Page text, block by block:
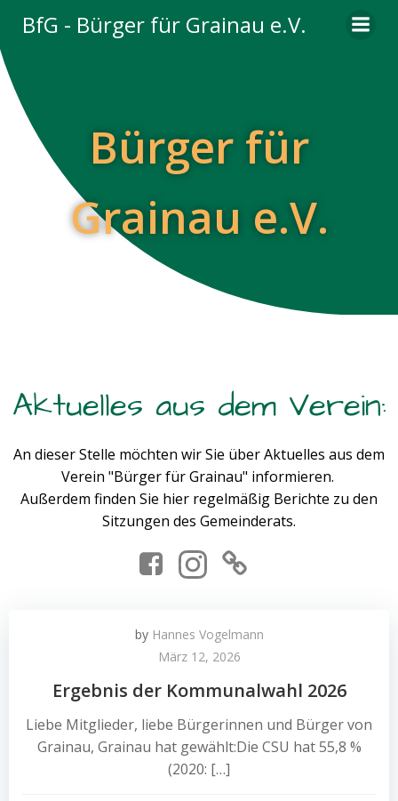
Inhalt
BfG - Bürger für Grainau e.V.
Bürger für
Grainau e.V.
Aktuelles aus dem Verein:
An dieser Stelle möchten wir Sie über Aktuelles aus dem
Verein "Bürger für Grainau" informieren.
Außerdem finden Sie hier regelmäßig Berichte zu den
Sitzungen des Gemeinderats.
by Hannes Vogelmann
März 12, 2026
Ergebnis der Kommunalwahl 2026
Liebe Mitglieder, liebe Bürgerinnen und Bürger von
Grainau, Grainau hat gewählt:Die CSU hat 55,8 %
(2020: […]